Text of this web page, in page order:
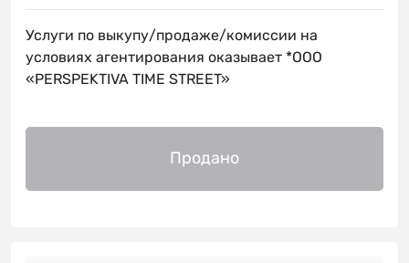
Услуги по выкупу/продаже/комиссии на
условиях агентирования оказывает *OOO
«PERSPEKTIVA TIME STREET»
Продано